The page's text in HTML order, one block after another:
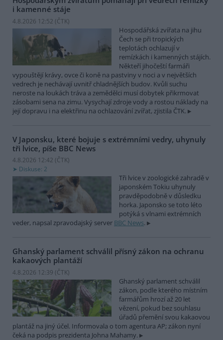
i kamenné stáje
4.8.2026 12:52 (ČTK)
Hospodářská zvířata na jihu
Čech se při tropických
teplotách ochlazují v
remízkách i kamenných stájích.
Někteří jihočeští farmáři
vypouštějí krávy, ovce či koně na pastviny v noci a v největších
vedrech je nechávají uvnitř chladnějších budov. Kvůli suchu
neroste na loukách tráva a zemědělci musí dobytek přikrmovat
zásobami sena na zimu. Vysychají zdroje vody a rostou náklady na
její dopravu i na elektřinu na ochlazování zvířat, zjistila ČTK.
V Japonsku, které bojuje s extrémními vedry, uhynuly
tři lvice, píše BBC News
4.8.2026 12:42 (ČTK)
Diskuse: 2
Tři lvice v zoologické zahradě v
japonském Tokiu uhynuly
pravděpodobně v důsledku
horka. Japonsko se toto léto
potýká s vlnami extrémních
veder, napsal zpravodajský server BBC News.
Ghanský parlament schválil přísný zákon na ochranu
kakaových plantáží
4.8.2026 12:39 (ČTK)
Ghanský parlament schválil
zákon, podle kterého místním
farmářům hrozí až 20 let
vězení, pokud bez souhlasu
úřadů přemění svou kakaovou
plantáž na jiný účel. Informovala o tom agentura AP; zákon nyní
čeká na podpis prezidenta Johna Mahamy.